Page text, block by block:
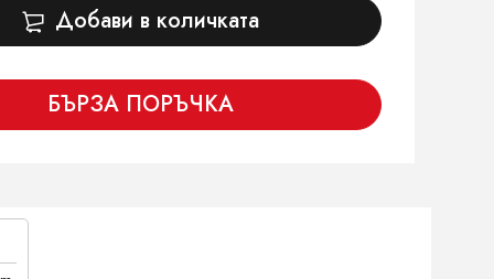
Добави в количката
БЪРЗА ПОРЪЧКА